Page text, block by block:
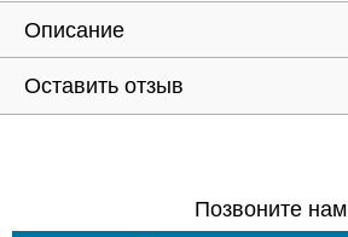
Описание
Оставить отзыв
Позвоните нам